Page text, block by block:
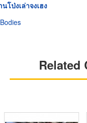
โป่งเล่าจงเฮง
Related